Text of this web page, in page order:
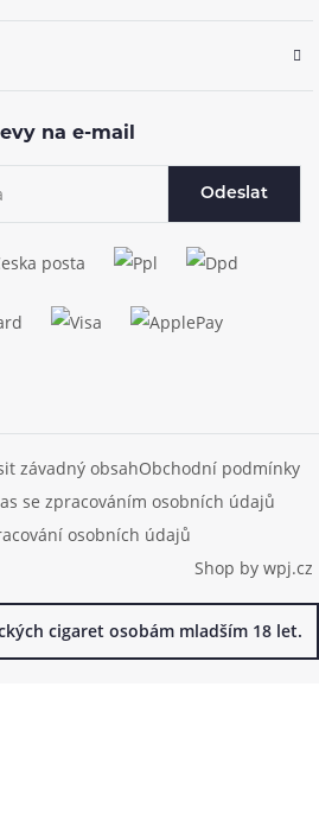
na e-mail
Odeslat
závadný obsahObchodní podmínky
se zpracováním osobních údajů
osobních údajů
Shop by wpj.cz
cigaret osobám mladším 18 let.